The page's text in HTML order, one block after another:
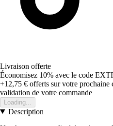
Livraison offerte
Économisez 10% avec le code
+12,75 € offerts sur votre prochaine
validation de votre commande
Loading...
Description